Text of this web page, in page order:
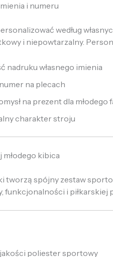
i numeru
według
i niepowtarzalny.
nadruku własnego imienia
na plecach
na prezent dla młodego
charakter stroju
kibica
tworzą spójny zestaw
funkcjonalności i piłkarskiej
poliester sportowy